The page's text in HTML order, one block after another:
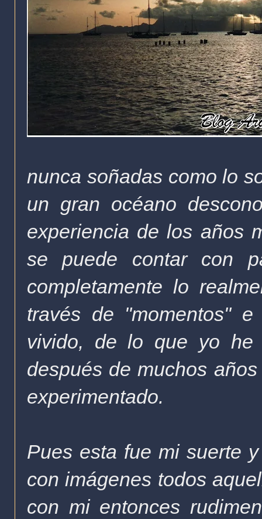
nunca soñadas como lo
un gran océano
experiencia de los años
se puede contar con
completamente lo
través de "momentos"
vivido, de lo que yo he
después de muchos
experimentado.
Pues esta fue mi suerte
con imágenes todos
con mi entonces